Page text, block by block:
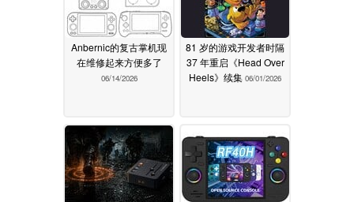
Anbernic的复古掌机现
在维修起来方便多了
06/14/2026
81 岁的游戏开发者时隔
37 年重启《Head Over
Heels》续集 06/01/2026